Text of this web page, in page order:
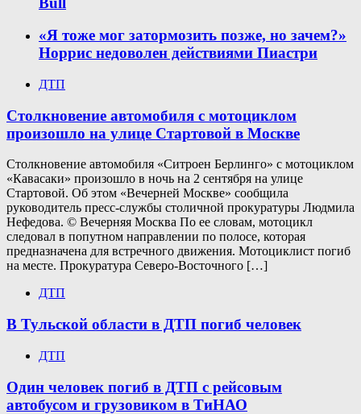
«Я тоже мог затормозить позже, но зачем?»
Норрис недоволен действиями Пиастри
ДТП
Столкновение автомобиля с мотоциклом
произошло на улице Стартовой в Москве
Столкновение автомобиля «Ситроен Берлинго» с мотоциклом
«Кавасаки» произошло в ночь на 2 сентября на улице
Стартовой. Об этом «Вечерней Москве» сообщила
руководитель пресс-службы столичной прокуратуры Людмила
Нефедова. © Вечерняя Москва По ее словам, мотоцикл
следовал в попутном направлении по полосе, которая
предназначена для встречного движения. Мотоциклист погиб
на месте. Прокуратура Северо-Восточного […]
ДТП
В Тульской области в ДТП погиб человек
ДТП
Один человек погиб в ДТП с рейсовым
автобусом и грузовиком в ТиНАО